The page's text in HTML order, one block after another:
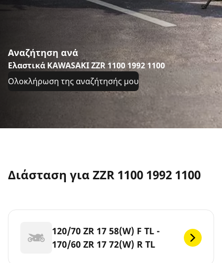
Αναζήτηση ανά
Ελαστικά KAWASAKI ZZR 1100 1992 1100
Ολοκλήρωση της αναζήτησής μου
Διάσταση για ZZR 1100 1992 1100
120/70 ZR 17 58(W) F TL -
170/60 ZR 17 72(W) R TL